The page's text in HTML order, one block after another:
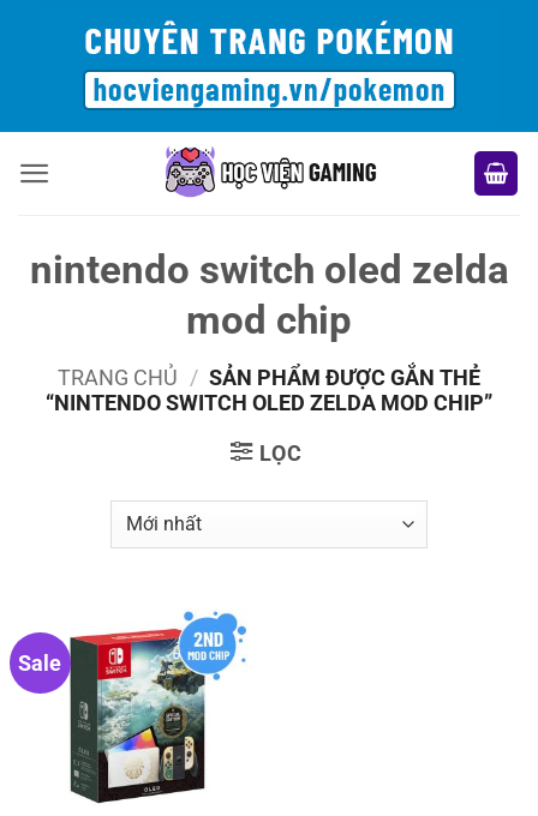
nintendo switch oled zelda
mod chip
TRANG CHỦ / SẢN PHẨM ĐƯỢC GẮN THẺ
“NINTENDO SWITCH OLED ZELDA MOD CHIP”
LỌC
Sale